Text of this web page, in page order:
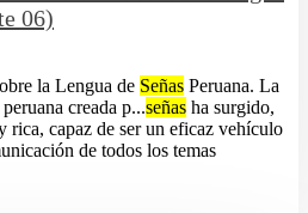
06)
la Lengua de Señas Peruana. La
creada p...señas ha surgido,
rica, capaz de ser un eficaz vehículo
de todos los temas